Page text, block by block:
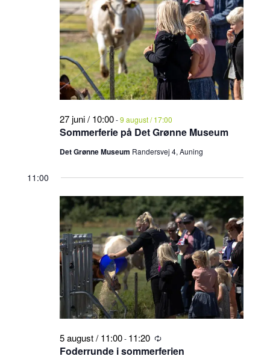
Sommerferie på Det Grønne Museum
27 juni / 10:00-9 august / 17:00
Det Grønne Museum Randersvej 4, Auning
11:00
Foderrunde i sommerferien
5 august / 11:00- 11:20 Tilbagevendende